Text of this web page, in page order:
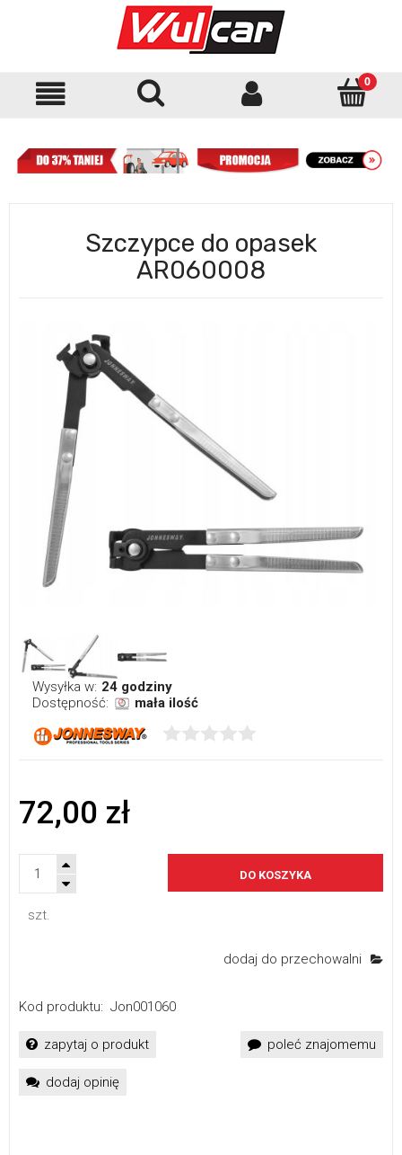
Szczypce do opasek
AR060008
Wysyłka w: 24 godziny
Dostępność:
mała ilość
72,00 zł
szt.
DO KOSZYKA
dodaj do przechowalni
Kod produktu: Jon001060
zapytaj o produkt poleć znajomemu
dodaj opinię